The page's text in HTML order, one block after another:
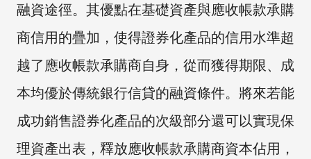
融資途徑。其優點在基礎資產與應收帳款承購
商信用的疊加，使得證券化產品的信用水準超
越了應收帳款承購商自身，從而獲得期限、成
本均優於傳統銀行信貸的融資條件。將來若能
成功銷售證券化產品的次級部分還可以實現保
理資產出表，釋放應收帳款承購商資本佔用，